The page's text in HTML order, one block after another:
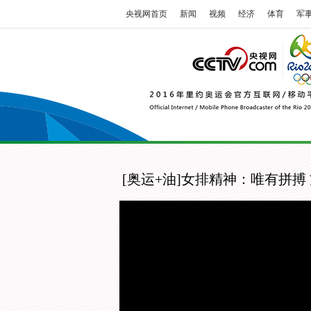
央视网首页 新闻 视频 经济 体育 军
[奥运+油]女排精神：唯有拼搏